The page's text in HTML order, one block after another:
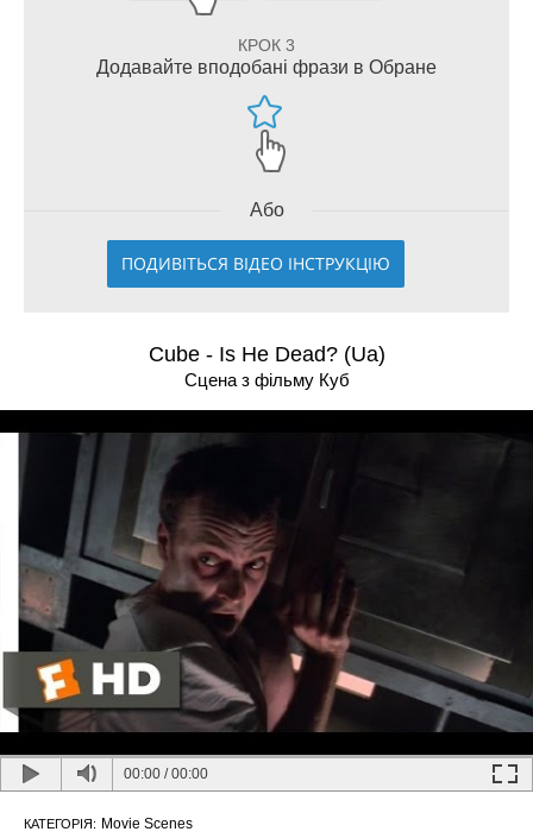
КРОК 3
Додавайте вподобані фрази в Обране
Або
ПОДИВІТЬСЯ ВІДЕО ІНСТРУКЦІЮ
Cube - Is He Dead? (Ua)
Сцена з фільму Куб
00:00 /00:00
КАТЕГОРІЯ: Movie Scenes